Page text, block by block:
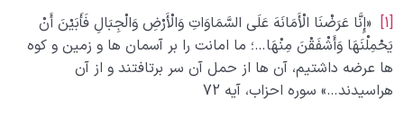
[1]
«إِنَّا عَرَضْنَا الْأَمَانَهَ عَلَى السَّمَاوَاتِ وَالْأَرْضِ وَالْجِبَالِ فَأَبَیْنَ أَنْ
یَحْمِلْنَهَا وَأَشْفَقْنَ مِنْهَا…؛ ما امانت را بر آسمان ها و زمین و کوه
ها عرضه داشتیم، آن ها از حمل آن سر برتافتند و از آن
هراسیدند…» سوره احزاب، آیه 72